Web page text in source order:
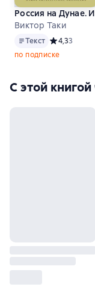
Россия на Дунае.
Виктор Таки
Текст
Текст Средний
4,33
по подписке
С этой